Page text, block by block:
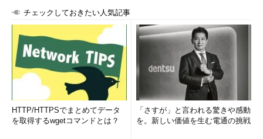
チェックしておきたい人気記事
HTTP/HTTPSでまとめてデータ
を取得するwgetコマンドとは？
「さすが」と言われる驚きや感動
を。新しい価値を生む電通の挑戦